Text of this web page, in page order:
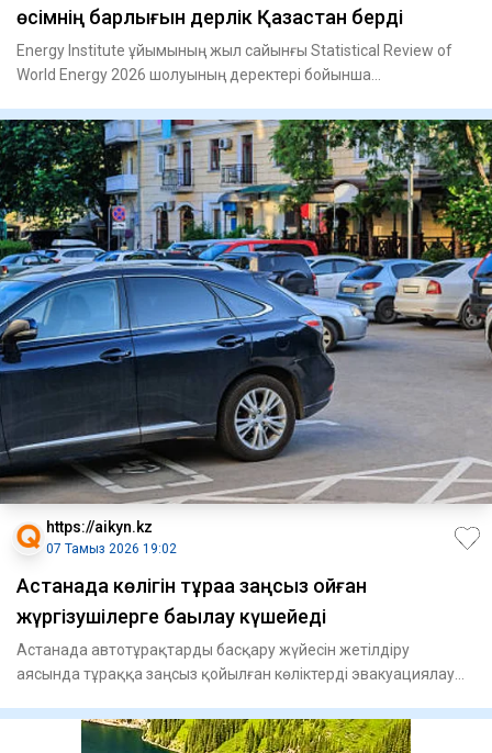
өсімнің барлығын дерлік Қазақстан берді
Energy Institute ұйымының жыл сайынғы Statistical Review of
World Energy 2026 шолуының деректері бойынша
https://aikyn.kz
07 Тамыз 2026 19:02
Астанада көлігін тұраққа заңсыз қойған
жүргізушілерге бақылау күшейеді
Астанада автотұрақтарды басқару жүйесін жетілдіру
аясында тұраққа заңсыз қойылған көліктерді эвакуациялау